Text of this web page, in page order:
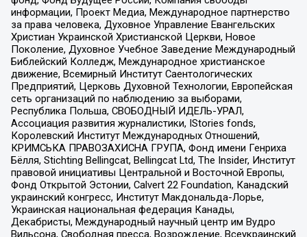
информации, Проект Медиа, Международное партнерство
за права человека, Духовное Управление Евангельских
Христиан Украинской Христианской Церкви, Новое
Поколение, Духовное Учебное Заведение Международный
Библейский Колледж, Международное христианское
движение, Всемирный Институт Саентологических
Предприятий, Церковь Духовной Технологии, Европейская
сеть организаций по наблюдению за выборами,
Республика Польша, СВОБОДНЫЙ ИДЕЛЬ-УРАЛ,
Ассоциация развития журналистики, IStories fonds,
Королевский Институт Международных Отношений,
КРИМСЬКА ПРАВОЗАХИСНА ГРУПА, Фонд имени Генриха
Бёлля, Stichting Bellingcat, Bellingcat Ltd, The Insider, Институт
правовой инициативы Центральной и Восточной Европы,
Фонд Открытой Эстонии, Calvert 22 Foundation, Канадский
украинский конгресс, Институт Макдональда-Лорье,
Украинская национальная федерация Канады,
Декабристы, Международный научный центр им Вудро
Вильсона, Свободная пресса, Возрождение, Всеукраинский